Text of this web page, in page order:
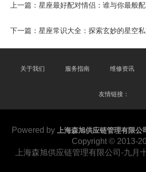
上一篇： 星座最好配对情侣：谁与你最般配
下一篇： 星座常识大全：探索玄妙的星空
关于我们 服务指南 维修资讯
友情链接：
Powered by 上海森旭供应链管理有限公
Copyright © 2013-
上海森旭供应链管理有限公司-九月